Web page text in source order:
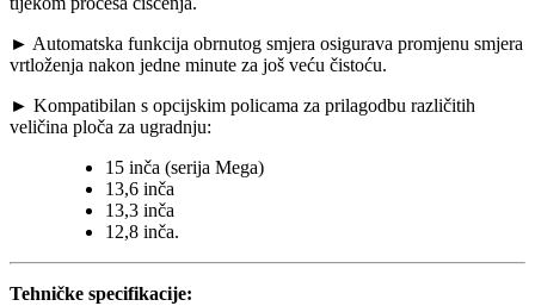
► Automatska funkcija obrnutog smjera osigurava promjenu smjera
vrtloženja nakon jedne minute za još veću čistoću.
► Kompatibilan s opcijskim policama za prilagodbu različitih
veličina ploča za ugradnju:
15 inča (serija Mega)
13,6 inča
13,3 inča
12,8 inča.
Tehničke specifikacije: